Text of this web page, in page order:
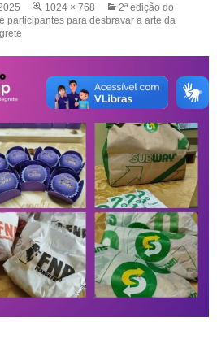
1024 × 768
2ª edição do
participantes para desbravar a arte da